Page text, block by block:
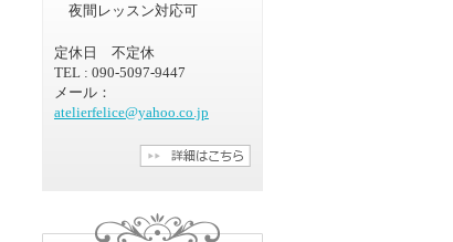
夜間レッスン対応可
定休日 不定休
TEL : 090-5097-9447
メール：
atelierfelice@yahoo.co.jp